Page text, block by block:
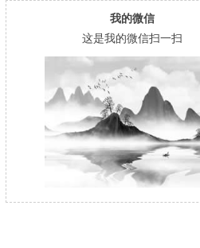
我的微信
这是我的微信扫一扫